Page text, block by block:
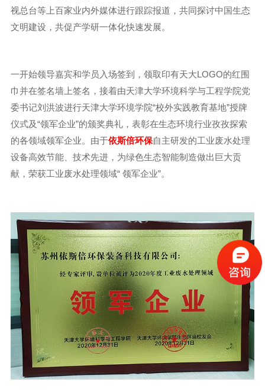
视总台等上百家业内外媒体进行跟踪报道，共同探讨中国生态
文明建设，共促产学研一体化快速发展。
一开始领导嘉宾和学员入场签到，领取印有天大LOGO的红围
巾并在签名墙上签名，接着由天津大学环境科学与工程学院党
委书记刘洪波进行天津大学环境学院“校外实践教育基地”授牌
仪式及“领军企业”的颁奖典礼，表彰在生态环境行业孜孜探索
的各领域领军企业。由于依斯倍环保自主研发的工业废水处理
设备高效节能、技术先进，为绿色生态智能制造做出巨大贡
献，荣获工业废水处理领域“ 领军企业”。